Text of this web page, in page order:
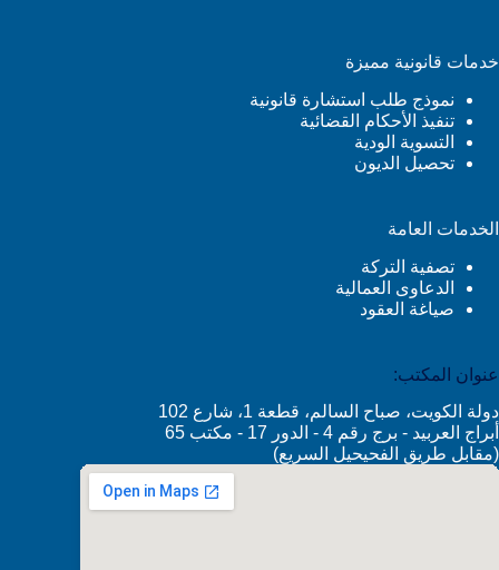
خدمات قانونية مميزة
نموذج طلب استشارة قانونية
تنفيذ الأحكام القضائية
التسوية الودية
تحصيل الديون
الخدمات العامة
تصفية التركة
الدعاوى العمالية
صياغة العقود
عنوان المكتب:
دولة الكويت، صباح السالم، قطعة 1، شارع 102
أبراج العربيد - برج رقم 4 - الدور 17 - مكتب 65
(مقابل طريق الفحيحيل السريع)